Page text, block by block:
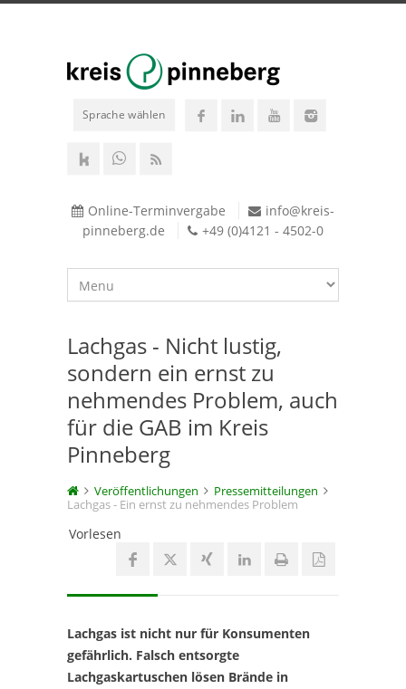
Sprache wählen
Online-Terminvergabe
info@kreis-
pinneberg.de
+49 (0)4121 - 4502-0
Lachgas - Nicht lustig,
sondern ein ernst zu
nehmendes Problem, auch
für die GAB im Kreis
Pinneberg
Veröffentlichungen
Pressemitteilungen
Lachgas - Ein ernst zu nehmendes Problem
Vorlesen
Lachgas ist nicht nur für Konsumenten
gefährlich. Falsch entsorgte
Lachgaskartuschen lösen Brände in